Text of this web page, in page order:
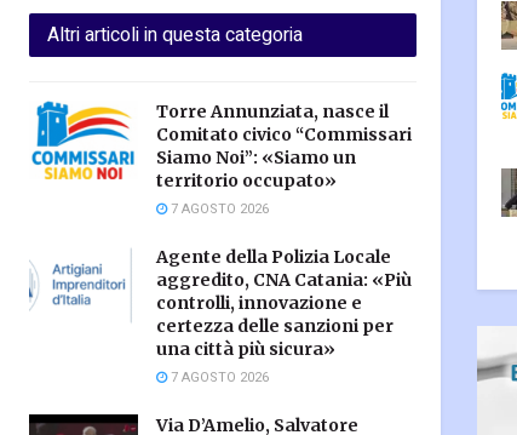
Altri articoli in questa categoria
Torre Annunziata, nasce il
Comitato civico “Commissari
Siamo Noi”: «Siamo un
territorio occupato»
7 AGOSTO 2026
Agente della Polizia Locale
aggredito, CNA Catania: «Più
controlli, innovazione e
certezza delle sanzioni per
una città più sicura»
7 AGOSTO 2026
Via D’Amelio, Salvatore